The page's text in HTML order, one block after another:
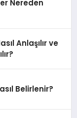
Nereden
Anlaşılır ve
Belirlenir?